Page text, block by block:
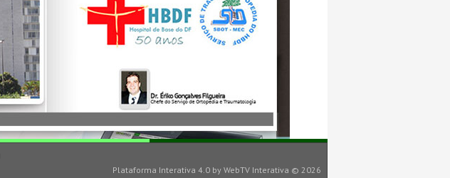
Plataforma Interativa 4.0 by WebTV Interativa © 2026